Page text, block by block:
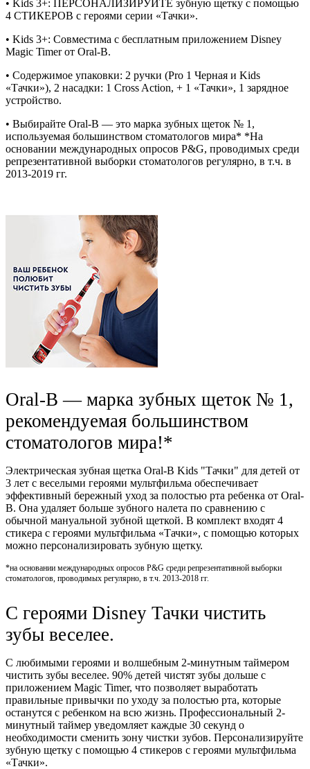
• Kids 3+: ПЕРСОНАЛИЗИРУЙТЕ зубную щетку с помощью
4 СТИКЕРОВ с героями серии «Тачки».
• Kids 3+: Совместима с бесплатным приложением Disney
Magic Timer от Oral-B.
• Содержимое упаковки: 2 ручки (Pro 1 Черная и Kids
«Тачки»), 2 насадки: 1 Cross Action, + 1 «Тачки», 1 зарядное
устройство.
• Выбирайте Oral-B — это марка зубных щеток № 1,
используемая большинством стоматологов мира* *На
основании международных опросов P&G, проводимых среди
репрезентативной выборки стоматологов регулярно, в т.ч. в
2013-2019 гг.
Oral-B — марка зубных щеток № 1,
рекомендуемая большинством
стоматологов мира!*
Электрическая зубная щетка Oral-B Kids "Тачки" для детей от
3 лет с веселыми героями мультфильма обеспечивает
эффективный бережный уход за полостью рта ребенка от Oral-
B. Она удаляет больше зубного налета по сравнению с
обычной мануальной зубной щеткой. В комплект входят 4
стикера с героями мультфильма «Тачки», с помощью которых
можно персонализировать зубную щетку.
*на основании международных опросов P&G среди репрезентативной выборки
стоматологов, проводимых регулярно, в т.ч. 2013-2018 гг.
С героями Disney Тачки чистить
зубы веселее.
С любимыми героями и волшебным 2-минутным таймером
чистить зубы веселее. 90% детей чистят зубы дольше с
приложением Magiс Timer, что позволяет выработать
правильные привычки по уходу за полостью рта, которые
останутся с ребенком на всю жизнь. Профессиональный 2-
минутный таймер уведомляет каждые 30 секунд о
необходимости сменить зону чистки зубов. Персонализируйте
зубную щетку с помощью 4 стикеров с героями мультфильма
«Тачки».